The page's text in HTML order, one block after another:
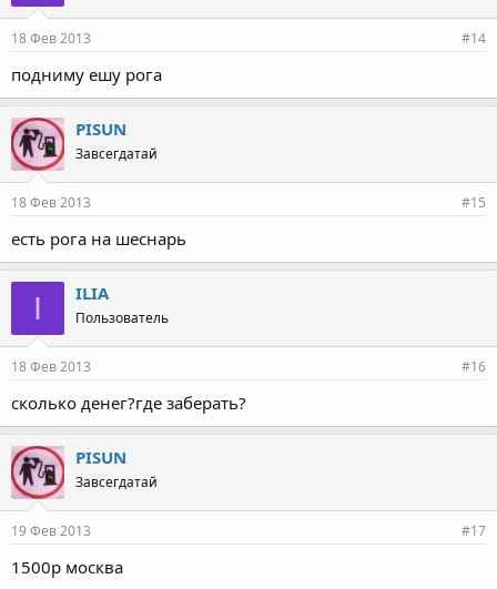
18 Фев 2013 #14
подниму ешу рога
PISUN
Завсегдатай
18 Фев 2013 #15
есть рога на шеснарь
I ILIA
Пользователь
18 Фев 2013 #16
сколько денег?где заберать?
PISUN
Завсегдатай
19 Фев 2013 #17
1500р москва